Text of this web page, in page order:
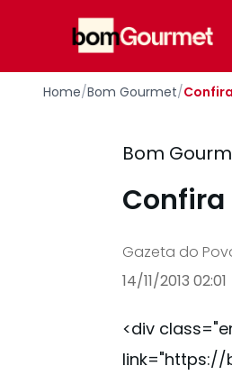
Home/Bom Gourmet/
Bom
Confira
Gazeta do
14/11/2013 02:01
<div